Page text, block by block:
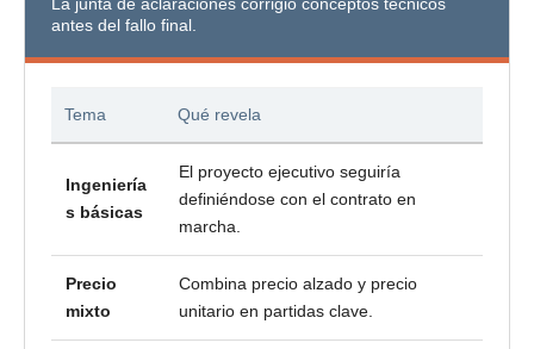
antes del fallo final.
Tema Qué revela
Ingeniería
s básicas
El proyecto ejecutivo seguiría
definiéndose con el contrato en
marcha.
Precio
mixto
Combina precio alzado y precio
unitario en partidas clave.